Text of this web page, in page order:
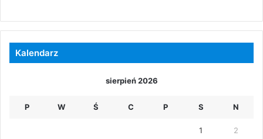
Kalendarz
sierpień 2026
P W Ś C P S N
1 2